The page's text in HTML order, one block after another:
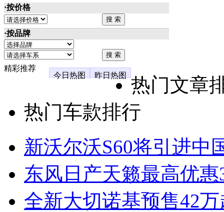
·按价格
·按品牌
精彩推荐
今日热图
昨日热图
热门文章
热门车款排行
新沃尔沃S60将引进中
东风日产天籁最高优
全新大切诺基预售42